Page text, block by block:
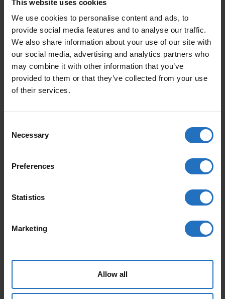
This website uses cookies
We use cookies to personalise content and ads, to
provide social media features and to analyse our traffic.
We also share information about your use of our site with
our social media, advertising and analytics partners who
may combine it with other information that you’ve
provided to them or that they’ve collected from your use
of their services.
Selection
Necessary
Preferences
Statistics
Marketing
Allow all
modernin skandinaavisen ilmeen
Käytävämatot
keittiöihin ja eteisiin
Olohuoneen ja makuuhuoneen matot
Räätälöidyt kootpyynnöstä
Kaikki matot ovat kestäviä, helppohoitoisia ja suunniteltu
jokapäiväiseen käyttöön — täydellinen valinta
jälleenmyyjille, jotka arvostavat laatua, vastuullisuutta ja
pitkäikäisiä tuotteita.
nopean asiakaspalvelun. Pyydä B2B‑hinnasto tai aloita
yhteistyö: